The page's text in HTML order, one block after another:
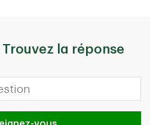
la réponse